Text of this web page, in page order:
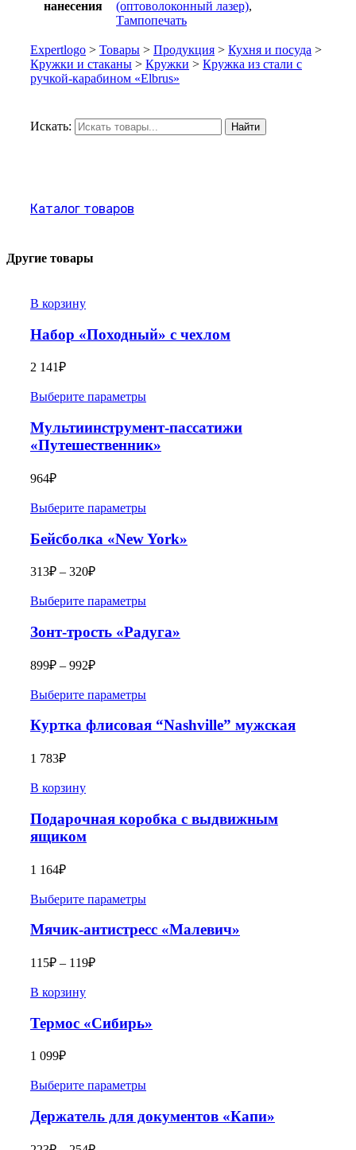
нанесения (оптоволоконный лазер),
Тампопечать
Expertlogo > Товары > Продукция > Кухня и посуда >
Кружки и стаканы > Кружки > Кружка из стали с
ручкой-карабином «Elbrus»
Искать: Найти
Каталог товаров
Другие товары
В корзину
Набор «Походный» с чехлом
2 141₽
Выберите параметры
Мультиинструмент-пассатижи
«Путешественник»
964₽
Выберите параметры
Бейсболка «New York»
313₽ – 320₽
Выберите параметры
Зонт-трость «Радуга»
899₽ – 992₽
Выберите параметры
Куртка флисовая “Nashville” мужская
1 783₽
В корзину
Подарочная коробка с выдвижным
ящиком
1 164₽
Выберите параметры
Мячик-антистресс «Малевич»
115₽ – 119₽
В корзину
Термос «Сибирь»
1 099₽
Выберите параметры
Держатель для документов «Капи»